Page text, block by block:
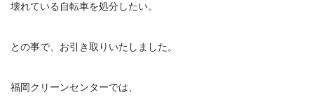
壊れている自転車を処分したい。
との事で、お引き取りいたしました。
福岡クリーンセンターでは、